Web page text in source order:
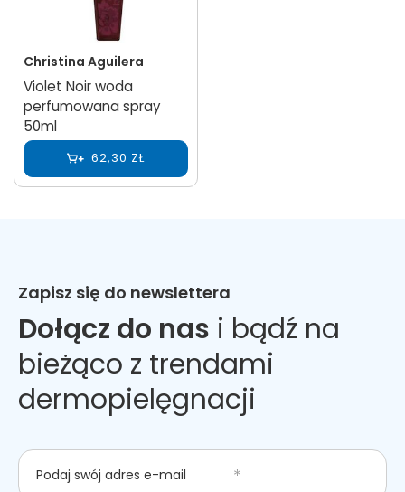
Christina Aguilera
Violet Noir woda
perfumowana spray
50ml
62,30 ZŁ
Zapisz się do newslettera
Dołącz do nas i bądź na
bieżąco z trendami
dermopielęgnacji
Podaj swój adres e-mail